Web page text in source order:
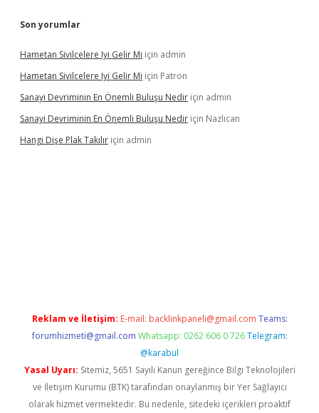
Son yorumlar
Hametan Sivilcelere Iyi Gelir Mi için admin
Hametan Sivilcelere Iyi Gelir Mi için Patron
Sanayi Devriminin En Önemli Buluşu Nedir için admin
Sanayi Devriminin En Önemli Buluşu Nedir için Nazlıcan
Hangi Dişe Plak Takılır için admin
Reklam ve İletişim: E-mail: backlinkpaneli@gmail.com Teams:
forumhizmeti@gmail.com Whatsapp: 0262 606 0 726 Telegram:
@karabul
Yasal Uyarı: Sitemiz, 5651 Sayılı Kanun gereğince Bilgi Teknolojileri
ve İletişim Kurumu (BTK) tarafından onaylanmış bir Yer Sağlayıcı
olarak hizmet vermektedir. Bu nedenle, sitedeki içerikleri proaktif